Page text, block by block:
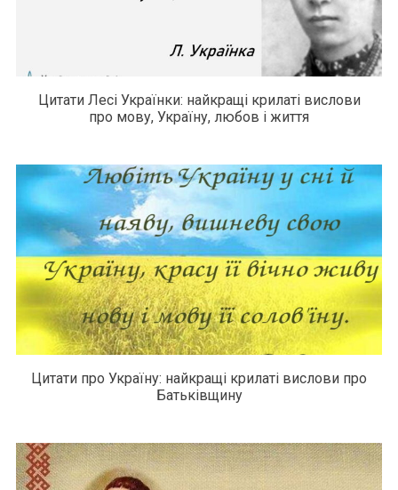
Цитати Лесі Українки: найкращі крилаті вислови
про мову, Україну, любов і життя
Цитати про Україну: найкращі крилаті вислови про
Батьківщину